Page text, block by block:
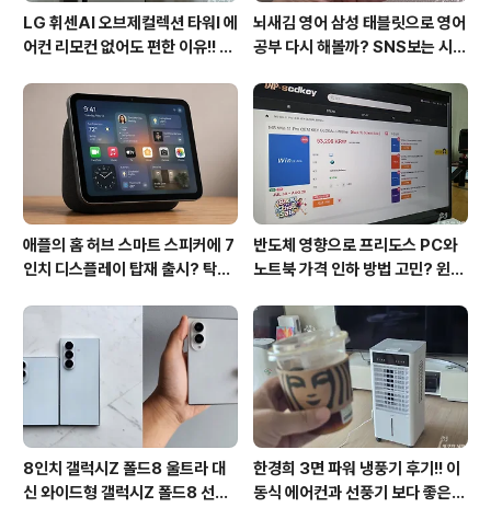
LG 휘센AI 오브제컬렉션 타워I 에
어컨 리모컨 없어도 편한 이유!! 7
후기
뇌새김 영어 삼성 태블릿으로 영어
공부 다시 해볼까? SNS보는 시간
애플의 홈 허브 스마트 스피커에 7
인치 디스플레이 탑재 출시? 탁상
반도체 영향으로 프리도스 PC와
노트북 가격 인하 방법 고민? 윈도
방법?(feat. vip-scdkeys)
8인치 갤럭시Z 폴드8 울트라 대
신 와이드형 갤럭시Z 폴드8 선
한경희 3면 파워 냉풍기 후기!! 이
동식 에어컨과 선풍기 보다 좋은